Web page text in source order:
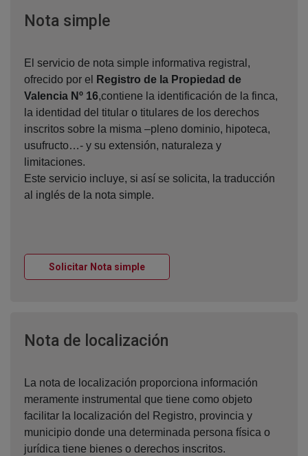
Nota simpleVentana nueva
El servicio de nota simple informativa registral,
ofrecido por el
Registro de la Propiedad de
Valencia Nº 16,contiene la identificación de la finca,
la identidad del titular o titulares de los derechos
inscritos sobre la misma –pleno dominio, hipoteca,
usufructo…- y su extensión, naturaleza y
limitaciones.
Este servicio incluye, si así se solicita, la traducción
al inglés de la nota simple.
Solicitar Nota simpleVentana nueva
Nota de localización
La nota de localización proporciona información
meramente instrumental que tiene como objeto
facilitar la localización del Registro, provincia y
municipio donde una determinada persona física o
jurídica tiene bienes o derechos inscritos.